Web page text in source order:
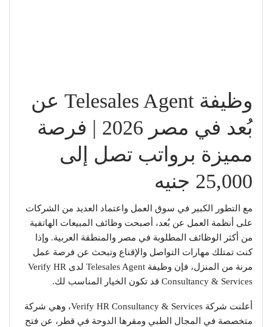
وظيفة Telesales Agent عن
بُعد في مصر 2026 | فرصة
مميزة برواتب تصل إلى
25,000 جنيه
مع التطور الكبير في سوق العمل واعتماد العديد من الشركات
على أنظمة العمل عن بُعد، أصبحت وظائف المبيعات الهاتفية
من أكثر الوظائف المطلوبة في مصر والمنطقة العربية. وإذا
كنت تمتلك مهارات التواصل والإقناع وتبحث عن فرصة عمل
مرنة من المنزل، فإن وظيفة Telesales Agent لدى Verify HR
Consultancy & Services قد تكون الخيار المناسب لك.
أعلنت شركة Verify HR Consultancy & Services، وهي شركة
متخصصة في المجال الطبي ومقرها الدوحة في قطر، عن فتح